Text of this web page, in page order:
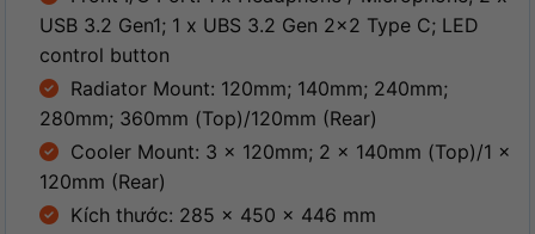
USB 3.2 Gen1; 1 x UBS 3.2 Gen 2×2 Type C; LED
control button
Radiator Mount: 120mm; 140mm; 240mm;
280mm; 360mm (Top)/120mm (Rear)
Cooler Mount: 3 x 120mm; 2 x 140mm (Top)/1 x
120mm (Rear)
Kích thước: 285 x 450 x 446 mm